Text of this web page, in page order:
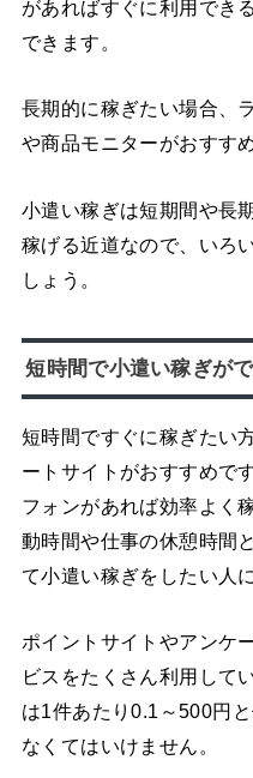
があればすぐに利用でき
できます。
長期的に稼ぎたい場合、
や商品モニターがおすす
小遣い稼ぎは短期間や長
稼げる近道なので、いろ
しょう。
短時間で小遣い稼ぎが
短時間ですぐに稼ぎたい
ートサイトがおすすめで
フォンがあれば効率よく
動時間や仕事の休憩時間
て小遣い稼ぎをしたい人
ポイントサイトやアンケ
ビスをたくさん利用して
は1件あたり0.1～500円
なくてはいけません。